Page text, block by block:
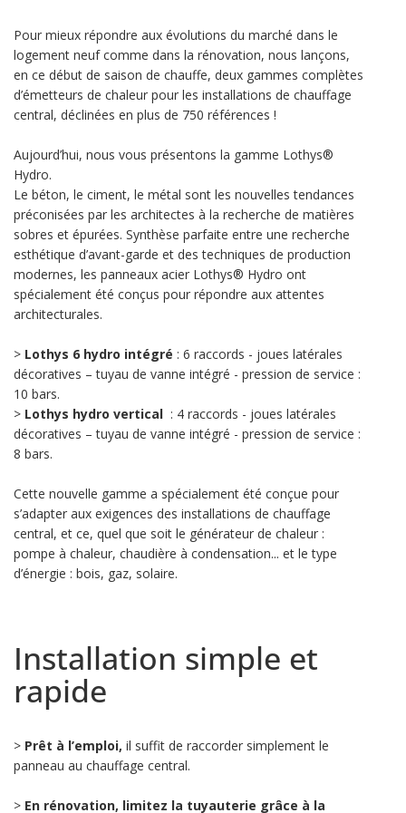
Pour mieux répondre aux évolutions du marché dans le
logement neuf comme dans la rénovation, nous lançons,
en ce début de saison de chauffe, deux gammes complètes
d’émetteurs de chaleur pour les installations de chauffage
central, déclinées en plus de 750 références !
Aujourd’hui, nous vous présentons la gamme Lothys®
Hydro.
Le béton, le ciment, le métal sont les nouvelles tendances
préconisées par les architectes à la recherche de matières
sobres et épurées. Synthèse parfaite entre une recherche
esthétique d’avant-garde et des techniques de production
modernes, les panneaux acier Lothys® Hydro ont
spécialement été conçus pour répondre aux attentes
architecturales.
> Lothys 6 hydro intégré : 6 raccords - joues latérales
décoratives – tuyau de vanne intégré - pression de service :
10 bars.
> Lothys hydro vertical : 4 raccords - joues latérales
décoratives – tuyau de vanne intégré - pression de service :
8 bars.
Cette nouvelle gamme a spécialement été conçue pour
s’adapter aux exigences des installations de chauffage
central, et ce, quel que soit le générateur de chaleur :
pompe à chaleur, chaudière à condensation... et le type
d’énergie : bois, gaz, solaire.
Installation simple et
rapide
> Prêt à l’emploi, il suffit de raccorder simplement le
panneau au chauffage central.
> En rénovation, limitez la tuyauterie grâce à la